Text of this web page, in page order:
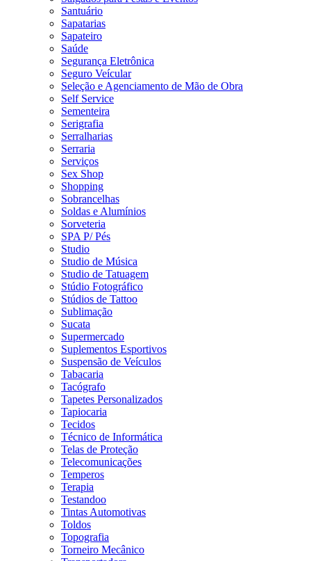
Santuário
Sapatarias
Sapateiro
Saúde
Segurança Eletrônica
Seguro Veícular
Seleção e Agenciamento de Mão de Obra
Self Service
Sementeira
Serigrafia
Serralharias
Serraria
Serviços
Sex Shop
Shopping
Sobrancelhas
Soldas e Alumínios
Sorveteria
SPA P/ Pés
Studio
Studio de Música
Studio de Tatuagem
Stúdio Fotográfico
Stúdios de Tattoo
Sublimação
Sucata
Supermercado
Suplementos Esportivos
Suspensão de Veículos
Tabacaria
Tacógrafo
Tapetes Personalizados
Tapiocaria
Tecidos
Técnico de Informática
Telas de Proteção
Telecomunicações
Temperos
Terapia
Testandoo
Tintas Automotivas
Toldos
Topografia
Torneiro Mecânico